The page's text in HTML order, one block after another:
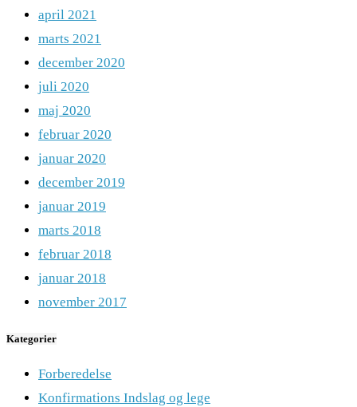
april 2021
marts 2021
december 2020
juli 2020
maj 2020
februar 2020
januar 2020
december 2019
januar 2019
marts 2018
februar 2018
januar 2018
november 2017
Kategorier
Forberedelse
Konfirmations Indslag og lege